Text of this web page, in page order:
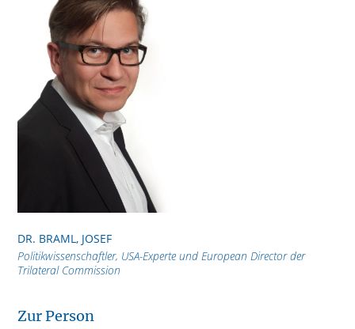
DR. BRAML, JOSEF
Politikwissenschaftler, USA-Experte und European Director der
Trilateral Commission
Zur Person